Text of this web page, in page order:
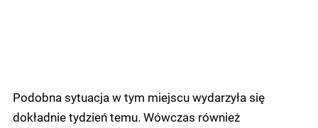
Podobna sytuacja w tym miejscu wydarzyła się
dokładnie tydzień temu. Wówczas również